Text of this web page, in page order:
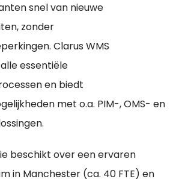
snel van nieuwe
zonder
Clarus WMS
essentiële
en biedt
met o.a. PIM-, OMS- en
beschikt over een ervaren
in Manchester (ca. 40 FTE) en